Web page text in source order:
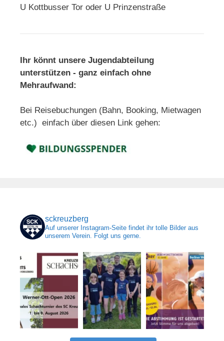
U Kottbusser Tor oder U Prinzenstraße
Ihr könnt unsere Jugendabteilung
unterstützen - ganz einfach ohne
Mehraufwand:
Bei Reisebuchungen (Bahn, Booking, Mietwagen
etc.) einfach über diesen Link gehen:
sckreuzberg
Auf unserer Instagram-Seite findet ihr tolle Bilder aus
unserem Verein. Folgt uns gerne.